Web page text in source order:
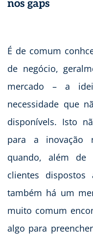
nos gaps
É de comum
de negócio,
mercado – a
necessidade que
disponívels. Isto
para a inovação
quando, além
clientes
também há um
muito comum
algo para